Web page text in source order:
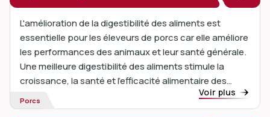
L'amélioration de la digestibilité des aliments est
essentielle pour les éleveurs de porcs car elle améliore
les performances des animaux et leur santé générale.
Une meilleure digestibilité des aliments stimule la
croissance, la santé et l'efficacité alimentaire des
porcs. Les facteurs antinutritionnels réduisent
l'absorption des nutriments...
Voir plus
Porcs